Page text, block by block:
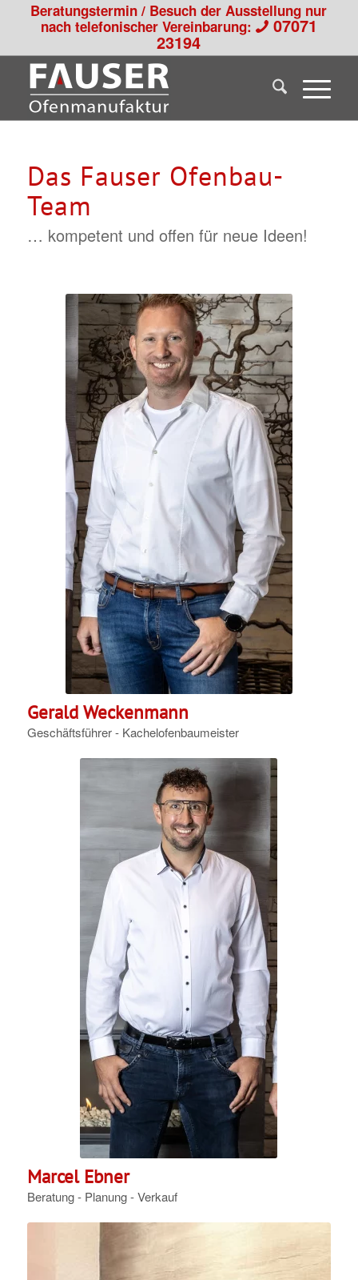
Beratungstermin / Besuch der Ausstellung nur
nach telefonischer Vereinbarung:
07071
23194
Das Fauser Ofenbau-
Team
… kompetent und offen für neue Ideen!
Gerald Weckenmann
Geschäftsführer - Kachelofenbaumeister
Marcel Ebner
Beratung - Planung - Verkauf